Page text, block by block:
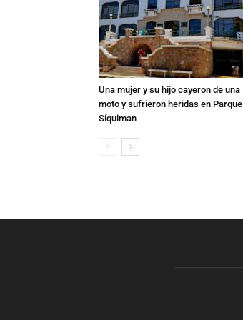
Una mujer y su hijo cayeron de una
moto y sufrieron heridas en Parque
Síquiman